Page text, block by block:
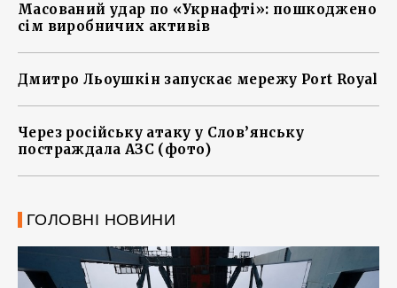
Масований удар по «Укрнафті»: пошкоджено
сім виробничих активів
Дмитро Льоушкін запускає мережу Port Royal
Через російську атаку у Слов’янську
постраждала АЗС (фото)
ГОЛОВНІ НОВИНИ